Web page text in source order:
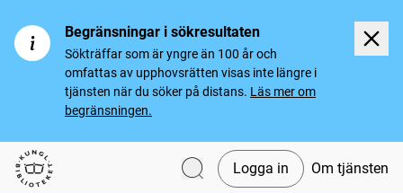
Begränsningar i sökresultaten
Sökträffar som är yngre än 100 år och
omfattas av upphovsrätten visas inte längre i
tjänsten när du söker på distans. Läs mer om
begränsningen.
Svenska tidningar
Logga in Om tjänsten